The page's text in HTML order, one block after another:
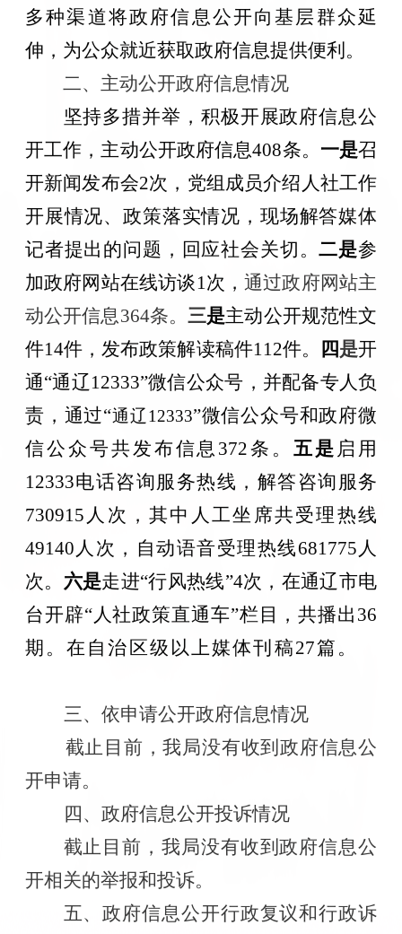
多种渠道将政府信息公开向基层群众延
伸，为公众就近获取政府信息提供便利。
二、主动公开政府信息情况
坚持多措并举，积极开展政府信息公
开工作，主动公开政府信息408条。 一是召
开新闻发布会2次 ，党组成员介绍 人社工作
开展情况、政策落实情况 ，现场解答媒体
记者提出的问题，回应社会关切。二是参
加政府网站在线访谈1次，通过政府网站主
动公开信息364条。 三是主动公开规范性文
件14件， 发布政策解读稿件112件。 四是开
通“通辽12333”微信公众号， 并配备专人负
责 ， 通过“通辽12333”微信公众号和政府微
信公众号共发布信息 372条 。 五是 启用
12333电话咨询服务热线，解答咨询服务
730915人次，其中人工坐席共受理热线
49140人次，自动语音受理热线681775人
次。 六是走进“行风热线”4次， 在通辽市电
台开辟“人社政策直通车”栏目，共播出 36
期 。在自治区级以上媒体刊稿27篇 。
三、依申请公开政府信息情况
截止目前，我局没有收到政府信息公
开申请。
四、政府信息公开投诉情况
截止目前，我局没有收到政府信息公
开相关的举报和投诉。
五、政府信息公开行政复议和行政诉